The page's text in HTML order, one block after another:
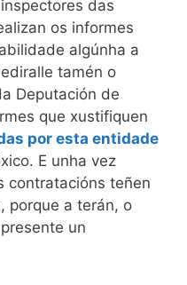
das
os informes
algúnha a
tamén o
Deputación de
que xustifiquen
por esta entidade
E unha vez
contratacións teñen
porque a terán, o
un